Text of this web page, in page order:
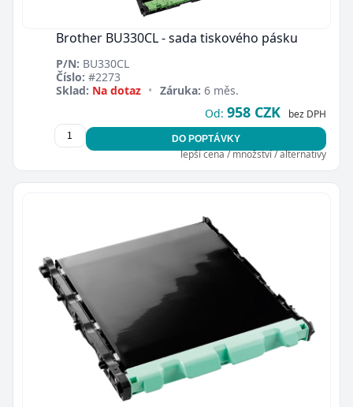
Brother BU330CL - sada tiskového pásku
P/N: BU330CL
Číslo: #2273
Sklad: Na dotaz • Záruka: 6 měs.
Od: 958 CZK bez DPH
DO POPTÁVKY
lepší cena / množství / alternativy